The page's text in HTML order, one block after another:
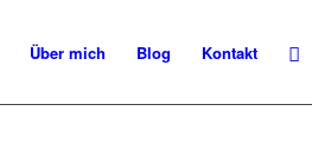
Über mich Blog Kontakt